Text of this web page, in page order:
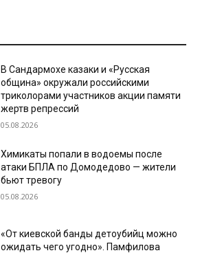
В Сандармохе казаки и «Русская
община» окружали российскими
триколорами участников акции памяти
жертв репрессий
05.08.2026
Химикаты попали в водоемы после
атаки БПЛА по Домодедово — жители
бьют тревогу
05.08.2026
«От киевской банды детоубийц можно
ожидать чего угодно». Памфилова